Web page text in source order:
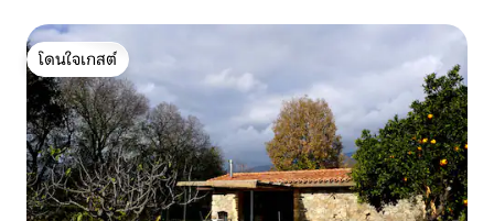
โดนใจเกสต์
โดนใจเกสต์